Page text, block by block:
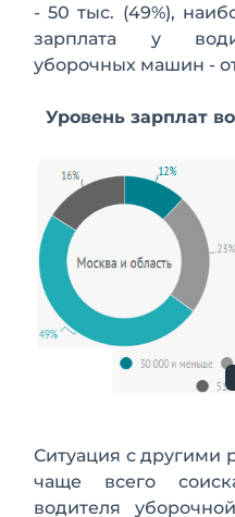
- 50 тыс. (49%),
зарплата у
уборочных машин - от
Уровень зарплат
Ситуация с другими
чаще всего
водителя